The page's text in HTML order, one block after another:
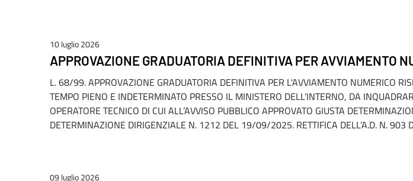
10 luglio 2026
APPROVAZIONE GRADUATORIA DEFINITIVA PER AVVIAMENTO
L. 68/99. APPROVAZIONE GRADUATORIA DEFINITIVA PER L'AVVIAMENTO NUMERICO
TEMPO PIENO E INDETERMINATO PRESSO IL MINISTERO DELL’INTERNO, DA
OPERATORE TECNICO DI CUI ALL’AVVISO PUBBLICO APPROVATO GIUSTA
DETERMINAZIONE DIRIGENZIALE N. 1212 DEL 19/09/2025. RETTIFICA DELL’A.D. N. 903
09 luglio 2026